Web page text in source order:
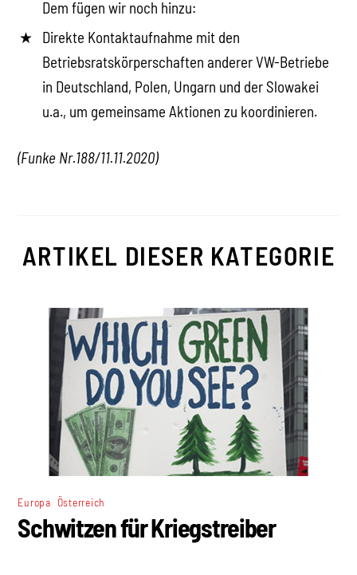
Dem fügen wir noch hinzu:
Direkte Kontaktaufnahme mit den
Betriebsratskörperschaften anderer VW-Betriebe
in Deutschland, Polen, Ungarn und der Slowakei
u.a., um gemeinsame Aktionen zu koordinieren.
(Funke Nr.188/11.11.2020)
ARTIKEL DIESER KATEGORIE
Europa Österreich
Schwitzen für Kriegstreiber